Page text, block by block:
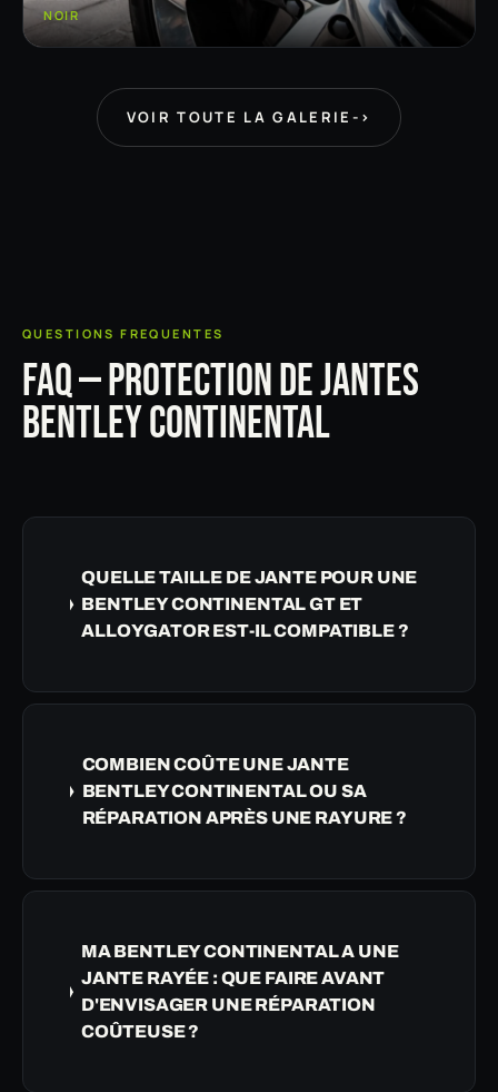
NOIR
VOIR TOUTE LA GALERIE ->
QUESTIONS FREQUENTES
FAQ — PROTECTION DE JANTES
BENTLEY CONTINENTAL
QUELLE TAILLE DE JANTE POUR UNE
BENTLEY CONTINENTAL GT ET
ALLOYGATOR EST-IL COMPATIBLE ?
COMBIEN COÛTE UNE JANTE
BENTLEY CONTINENTAL OU SA
RÉPARATION APRÈS UNE RAYURE ?
MA BENTLEY CONTINENTAL A UNE
JANTE RAYÉE : QUE FAIRE AVANT
D'ENVISAGER UNE RÉPARATION
COÛTEUSE ?